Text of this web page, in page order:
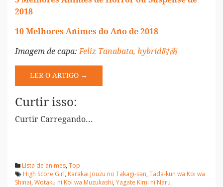
2018
10 Melhores Animes do Ano de 2018
Imagem de capa: Feliz Tanabata, hybrid时南
LER O ARTIGO →
Curtir isso:
Curtir Carregando...
Lista de animes, Top
High Score Girl, Karakai Jouzu no Takagi-san, Tada-kun wa Koi wa
Shinai, Wotaku ni Koi wa Muzukashi, Yagate Kimi ni Naru